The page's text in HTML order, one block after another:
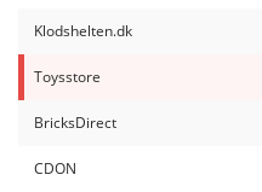
Klodshelten.dk
Toysstore
BricksDirect
CDON